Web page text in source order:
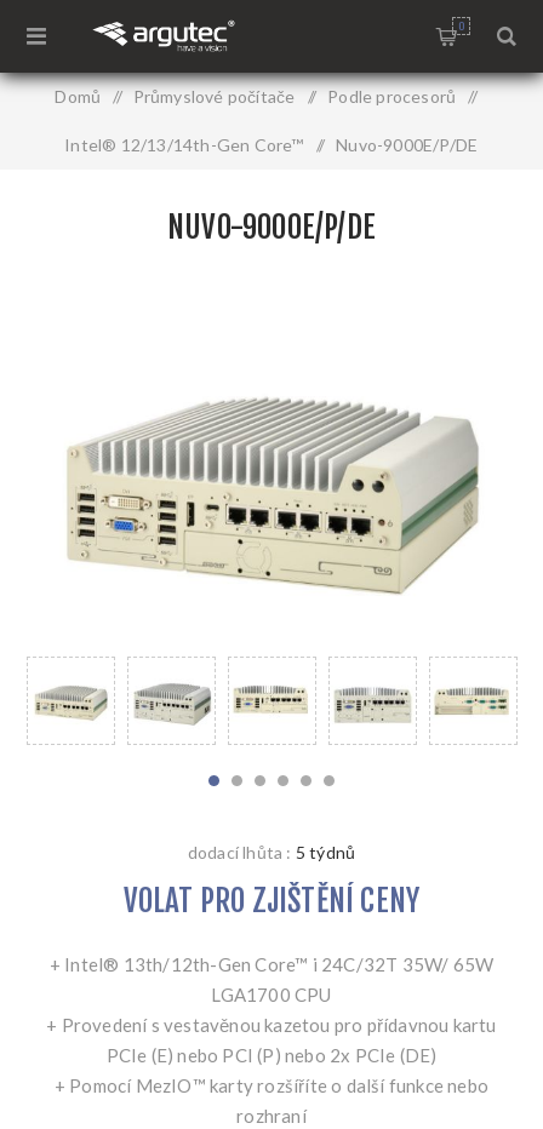
0
Domů / Průmyslové počítače / Podle procesorů /
Intel® 12/13/14th-Gen Core™ / Nuvo-9000E/P/DE
NUVO-9000E/P/DE
dodací lhůta : 5 týdnů
VOLAT PRO ZJIŠTĚNÍ CENY
+ Intel® 13th/12th-Gen Core™ i 24C/32T 35W/ 65W
LGA1700 CPU
+ Provedení s vestavěnou kazetou pro přídavnou kartu
PCIe (E) nebo PCI (P) nebo 2x PCIe (DE)
+ Pomocí MezIO™ karty rozšíříte o další funkce nebo
rozhraní